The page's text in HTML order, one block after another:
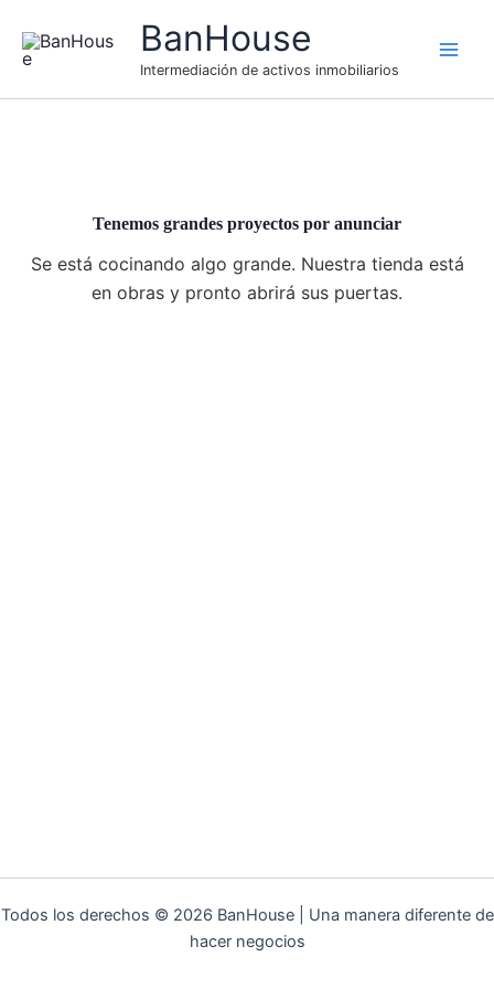
contenido
BanHouse
Intermediación de activos inmobiliarios
Tenemos grandes proyectos por anunciar
Se está cocinando algo grande. Nuestra tienda está
en obras y pronto abrirá sus puertas.
Todos los derechos © 2026 BanHouse | Una manera diferente de
hacer negocios